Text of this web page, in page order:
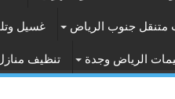
جنوب الرياض غسيل
الرياض وجدة تنظيف